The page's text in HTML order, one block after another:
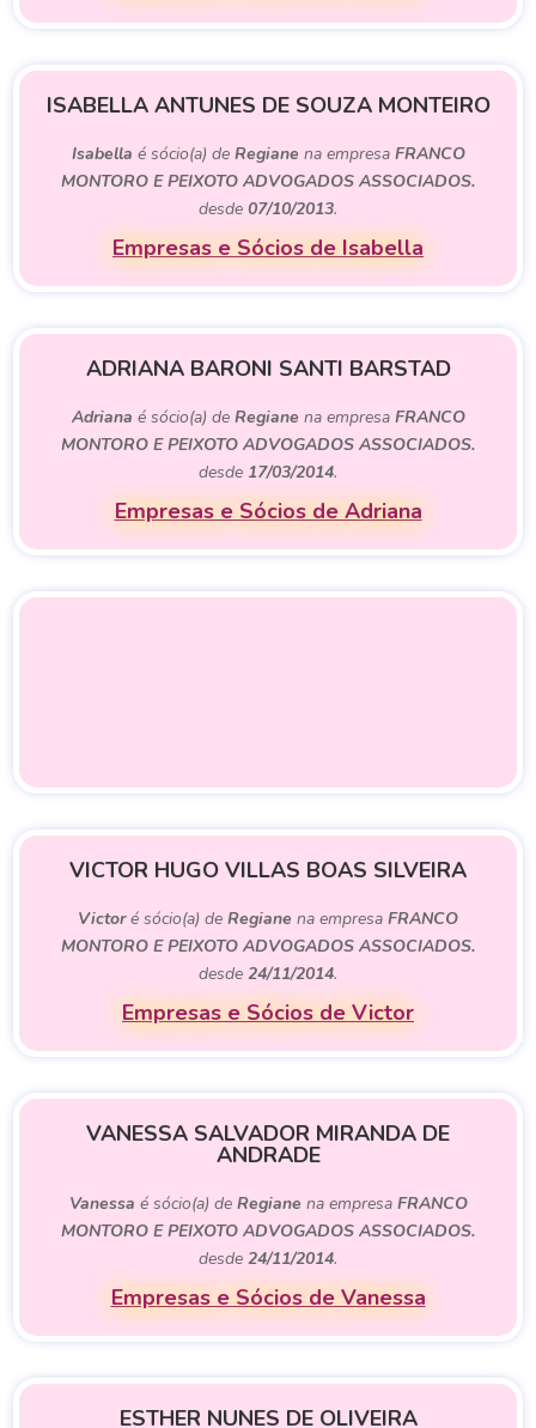
ISABELLA ANTUNES DE SOUZA MONTEIRO
Isabella é sócio(a) de Regiane na empresa FRANCO
MONTORO E PEIXOTO ADVOGADOS ASSOCIADOS.
desde 07/10/2013.
Empresas e Sócios de Isabella
ADRIANA BARONI SANTI BARSTAD
Adriana é sócio(a) de Regiane na empresa FRANCO
MONTORO E PEIXOTO ADVOGADOS ASSOCIADOS.
desde 17/03/2014.
Empresas e Sócios de Adriana
VICTOR HUGO VILLAS BOAS SILVEIRA
Victoré sócio(a) de Regiane na empresa FRANCO
MONTORO E PEIXOTO ADVOGADOS ASSOCIADOS.
desde 24/11/2014.
Empresas e Sócios de Victor
VANESSA SALVADOR MIRANDA DE
ANDRADE
Vanessa é sócio(a) de Regiane na empresa FRANCO
MONTORO E PEIXOTO ADVOGADOS ASSOCIADOS.
desde 24/11/2014.
Empresas e Sócios de Vanessa
ESTHER NUNES DE OLIVEIRA